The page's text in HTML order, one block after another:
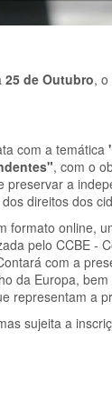
25 de Outubro, o
com a temática
, com o
preservar a
direitos dos
formato online,
pelo CCBE -
com a
da Europa,
representam a
sujeita a